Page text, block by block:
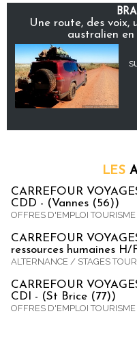
Une route, des voix,
australien
LES
CARREFOUR
CDD - (Vannes (56))
OFFRES D'EMPLOI TOURISME
CARREFOUR
ressources humaines
ALTERNANCE / STAGES
CARREFOUR
CDI - (St Brice (77))
OFFRES D'EMPLOI TOURISME